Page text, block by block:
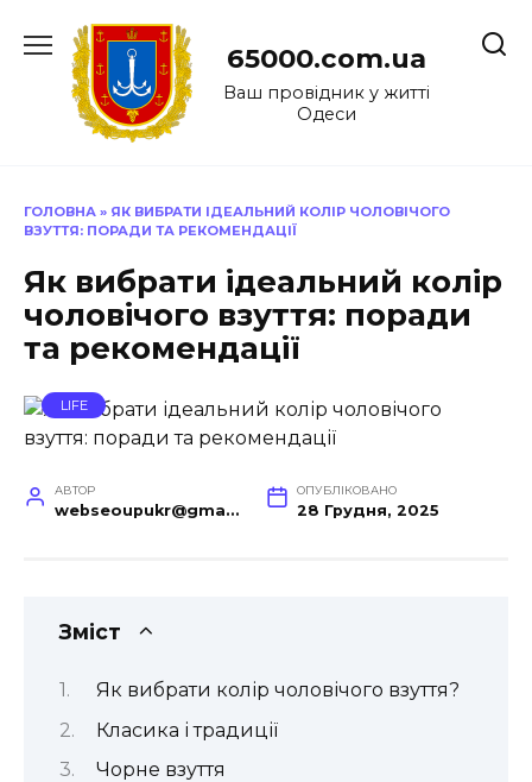
до
65000.com.ua
Ваш провідник у житті
Одеси
ГОЛОВНА » ЯК ВИБРАТИ ІДЕАЛЬНИЙ КОЛІР ЧОЛОВІЧОГО
ВЗУТТЯ: ПОРАДИ ТА РЕКОМЕНДАЦІЇ
Як вибрати ідеальний колір
чоловічого взуття: поради
та рекомендації
LIFE
АВТОР
webseoupukr@gmail.com
ОПУБЛІКОВАНО
28 Грудня, 2025
Зміст
Як вибрати колір чоловічого взуття?
Класика і традиції
Чорне взуття